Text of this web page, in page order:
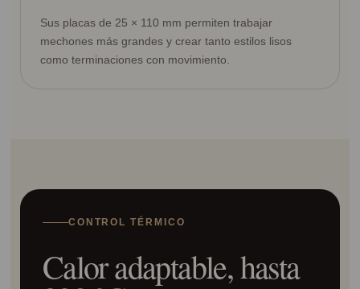
Sus placas de 25 × 110 mm permiten trabajar
mechones más grandes y crear tanto estilos lisos
como terminaciones con movimiento.
CONTROL TÉRMICO
Calor adaptable, hasta